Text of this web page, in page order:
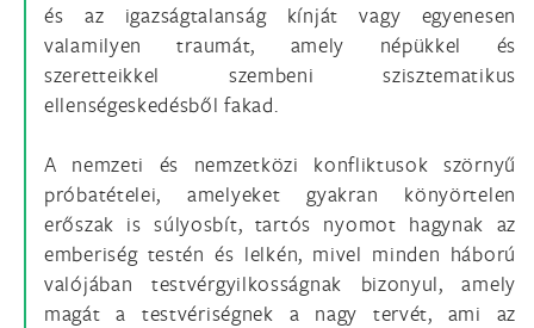
és az igazságtalanság kínját vagy egyenesen
valamilyen traumát, amely népükkel és
szeretteikkel szembeni szisztematikus
ellenségeskedésből fakad.
A nemzeti és nemzetközi konfliktusok szörnyű
próbatételei, amelyeket gyakran könyörtelen
erőszak is súlyosbít, tartós nyomot hagynak az
emberiség testén és lelkén, mivel minden háború
valójában testvérgyilkosságnak bizonyul, amely
magát a testvériségnek a nagy tervét, ami az